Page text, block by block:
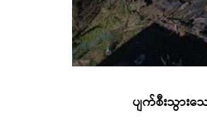
ပျက်စီးသွား